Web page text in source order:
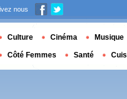
nous
Culture Cinéma Musique
Côté Femmes Santé